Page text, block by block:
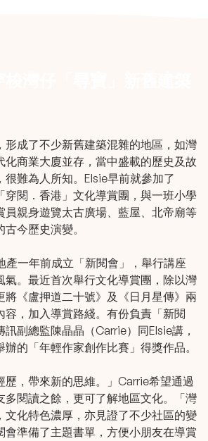
形成了不少新舊建築混雜的地區，如灣
化商業大廈並存，當中盛載的歷史及故
很難為人所知。Elsie早前就參加了
穿閱．香港」文化導賞團，與一班小學
員親身遊覽太古廣場、藍屋、北帝廟等
今歷史演變。
產一年前成立「新閱會」，舉行講座
氣。最近首次舉行文化導賞團，除以灣
將《盧押道二十號》及《日月星傳》兩
容，加入導賞路綫。有份負責「新閱
副總監陳晶晶（Carrie）同Elsie講，
的「年輕作家創作比賽」得獎作品。
歷，帶來新的思維。」Carrie希望通過
多閱讀之餘，更可了解地區文化。「灣
文化特色濃厚，亦見證了不少社區的變
會準備了主題書單，方便小朋友在導賞